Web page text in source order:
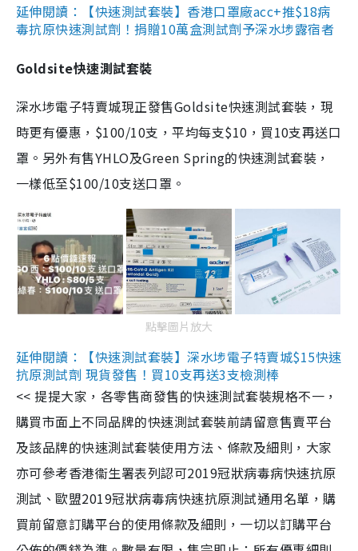
延伸閱讀：【快速測試套裝】香港口罩廠acc+推$18病
毒抗原快速測試劑！捐贈10萬盒測試劑予深水埗露宿者
Goldsite快速測試套裝
深水埗電子特賣城現正發售Goldsite快速測試套裝，現
時更有優惠，$100/10支，平均每支$10，買10支再送口
罩。另外有售YHLO及Green Spring的快速測試套裝，
一樣低至$100/10支送口罩。
點擊圖片放大
延伸閱讀：【快速測試套裝】深水埗電子特賣城$15快速
抗原測試劑 現貨發售！買10支再送3支檢測棒
<< 提提大家，各零售商發售的快速測試套裝規格不一，
購買市面上不同品牌的快速測試套裝前請留意售賣平台
及該品牌的快速測試套裝使用方法、條款及細則，大家
亦可參考香港衞生署表列認可2019冠狀病毒病快速抗原
測試、歐盟2019冠狀病毒病快速抗原測試通用名單，購
買前留意訂購平台的使用條款及細則，一切以訂購平台